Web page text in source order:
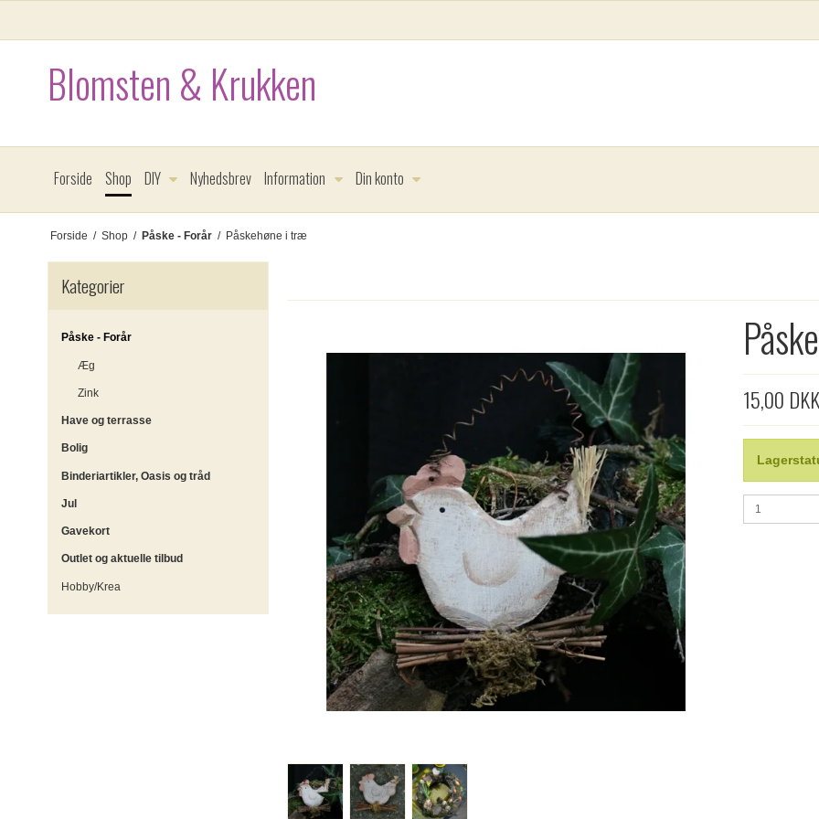
Blomsten & Krukken
Forside Shop DIY Nyhedsbrev Information Din konto
Forside / Shop / Påske - Forår / Påskehøne i træ
Kategorier
Påske - Forår
Æg
Zink
Have og terrasse
Bolig
Binderiartikler, Oasis og tråd
Jul
Gavekort
Outlet og aktuelle tilbud
Hobby/Krea
15,00 DKK